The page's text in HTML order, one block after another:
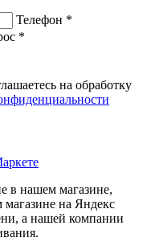
Телефон *
*
на обработку
в нашем магазине,
магазине на Яндекс
а нашей компании